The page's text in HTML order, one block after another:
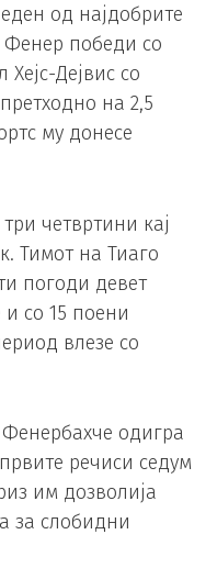
од најдобрите
Фенер победи со
Хејс-Дејвис со
на 2,5
му донесе
четвртини кај
Тимот на Тиаго
погоди девет
со 15 поени
влезе со
одигра
речиси седум
им дозволија
за слобидни